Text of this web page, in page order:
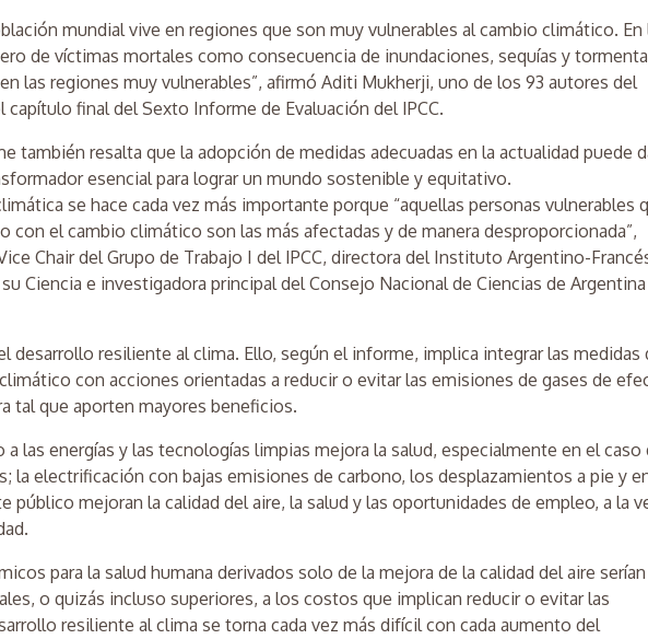
mundial vive en regiones que son muy vulnerables al cambio climático. En
de víctimas mortales como consecuencia de inundaciones, sequías y
las regiones muy vulnerables”, afirmó Aditi Mukherji, uno de los 93 autores del
capítulo final del Sexto Informe de Evaluación del IPCC.
también resalta que la adopción de medidas adecuadas en la actualidad puede
esencial para lograr un mundo sostenible y equitativo.
se hace cada vez más importante porque “aquellas personas vulnerables
con el cambio climático son las más afectadas y de manera desproporcionada”,
Chair del Grupo de Trabajo I del IPCC, directora del Instituto Argentino-
Ciencia e investigadora principal del Consejo Nacional de Ciencias de Argentina
desarrollo resiliente al clima. Ello, según el informe, implica integrar las medidas
con acciones orientadas a reducir o evitar las emisiones de gases de
tal que aporten mayores beneficios.
a las energías y las tecnologías limpias mejora la salud, especialmente en el caso
la electrificación con bajas emisiones de carbono, los desplazamientos a pie y
público mejoran la calidad del aire, la salud y las oportunidades de empleo, a la
para la salud humana derivados solo de la mejora de la calidad del aire serían
o quizás incluso superiores, a los costos que implican reducir o evitar las
resiliente al clima se torna cada vez más difícil con cada aumento del